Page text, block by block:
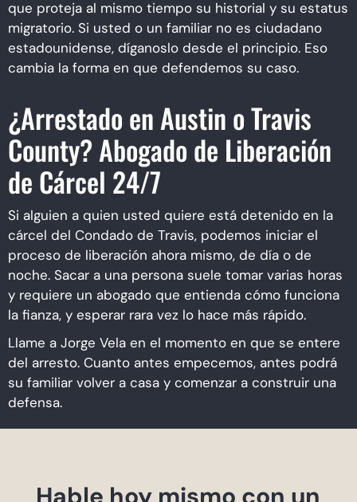
que proteja al mismo tiempo su historial y su estatus
migratorio. Si usted o un familiar no es ciudadano
estadounidense, díganoslo desde el principio. Eso
cambia la forma en que defendemos su caso.
¿Arrestado en Austin o Travis
County? Abogado de Liberación
de Cárcel 24/7
Si alguien a quien usted quiere está detenido en la
cárcel del Condado de Travis, podemos iniciar el
proceso de liberación ahora mismo, de día o de
noche. Sacar a una persona suele tomar varias horas
y requiere un abogado que entienda cómo funciona
la fianza, y esperar rara vez lo hace más rápido.
Llame a Jorge Vela en el momento en que se entere
del arresto. Cuanto antes empecemos, antes podrá
su familiar volver a casa y comenzar a construir una
defensa.